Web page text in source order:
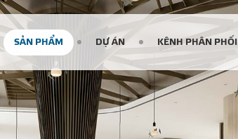
SẢN PHẨM DỰ ÁN KÊNH PHÂN PHỐI